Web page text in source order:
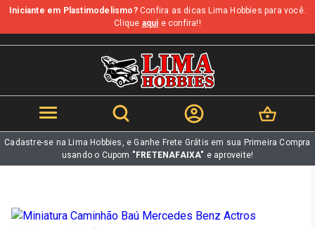
b
Iniciante em Plastimodelismo?Confira as dicas Lima Hobbies para você.
Clique aqui e confira!!
Cadastre-se na Lima Hobbies, e Ganhe Frete Grátis em sua Primeira Compra
usando o Cupom "FRETENAFAIXA" e aproveite!